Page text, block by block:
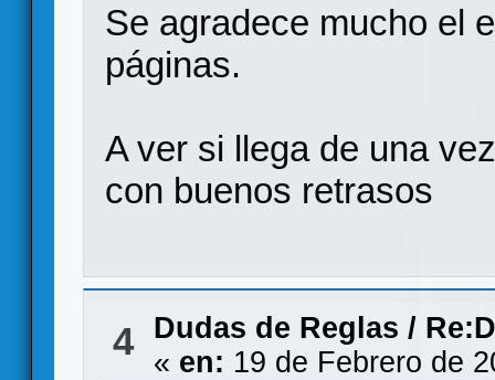
Se agradece mucho el
páginas.
A ver si llega de una
con buenos retrasos
4 Dudas de Reglas /
« en: 19 de Febrero de